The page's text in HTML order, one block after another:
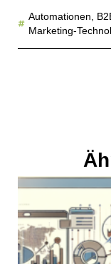
Automationen,
Marketing-